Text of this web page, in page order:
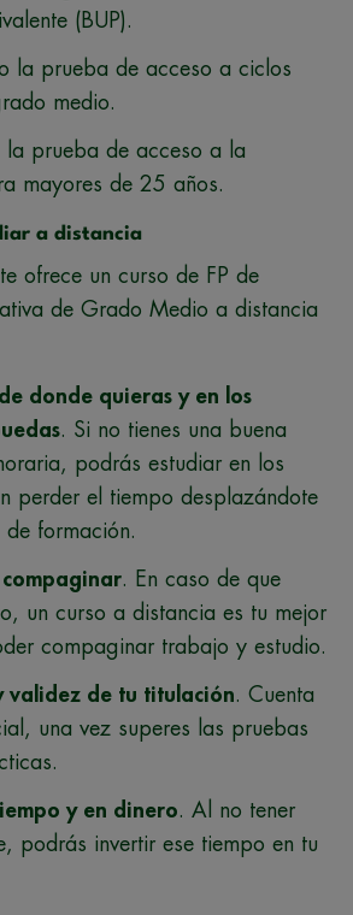
(BUP).
la prueba de acceso a ciclos
medio.
la prueba de acceso a la
mayores de 25 años.
a distancia
ofrece un curso de FP de
de Grado Medio a distancia
donde quieras y en los
. Si no tienes una buena
podrás estudiar en los
perder el tiempo desplazándote
de formación.
. En caso de que
un curso a distancia es tu mejor
compaginar trabajo y estudio.
validez de tu titulación. Cuenta
una vez superes las pruebas
y en dinero. Al no tener
podrás invertir ese tiempo en tu